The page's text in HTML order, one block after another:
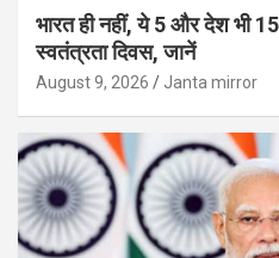
भारत ही नहीं, ये 5 और देश भी
स्वतंत्रता दिवस, जानें
August 9, 2026 Janta mirror